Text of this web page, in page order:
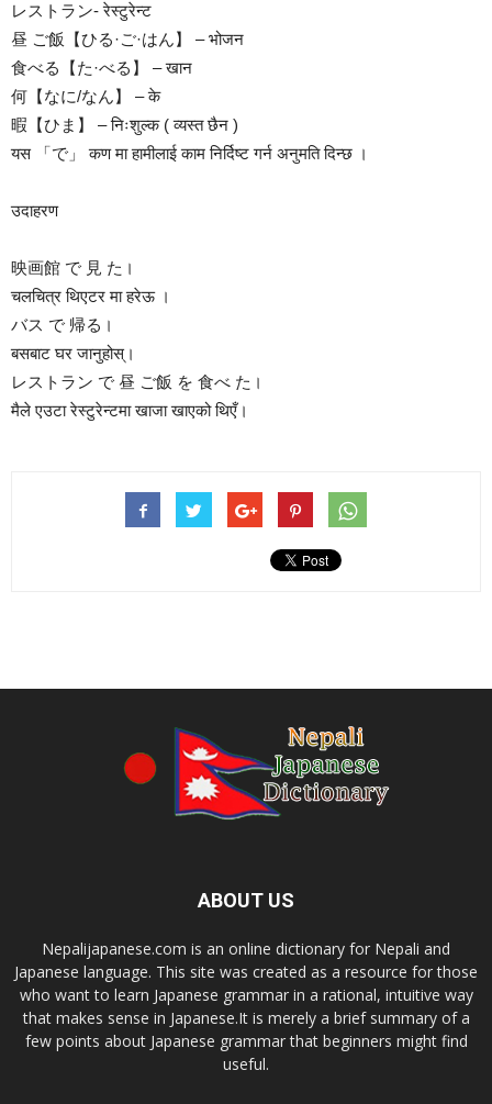
レストラン- रेस्टुरेन्ट
昼 ご飯【ひる·ご·はん】 – भोजन
食べる【た·べる】 – खान
何【なに/なん】 – के
暇【ひま】 – निःशुल्क ( व्यस्त छैन )
यस 「で」 कण मा हामीलाई काम निर्दिष्ट गर्न अनुमति दिन्छ ।
उदाहरण
映画館 で 見 た।
चलचित्र थिएटर मा हरेऊ ।
バス で 帰る।
बसबाट घर जानुहोस्।
レストラン で 昼 ご飯 を 食べ た।
मैले एउटा रेस्टुरेन्टमा खाजा खाएको थिएँ।
ABOUT US
Nepalijapanese.com is an online dictionary for Nepali and
Japanese language. This site was created as a resource for those
who want to learn Japanese grammar in a rational, intuitive way
that makes sense in Japanese.It is merely a brief summary of a
few points about Japanese grammar that beginners might find
useful.